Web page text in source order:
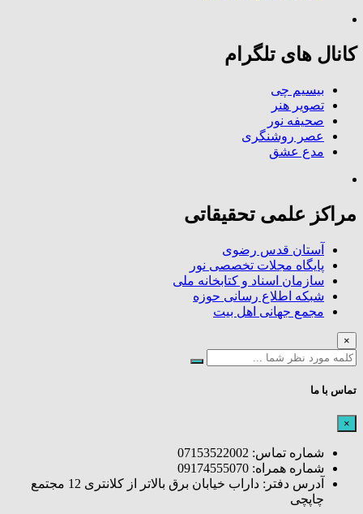
کانال های تلگرام
بیسیم چی
تصویر هنر
صحیفه نور
عصر روشنگری
مدع عشق
مراکز علمی تحقیقاتی
آستان قدس رضوی
پایگاه مجلات تخصصی نور
سازمان اسناد و کتابخانه ملی
شبکه اطلاع رسانی حوزه
مجمع جهانی اهل بیت
×
تماس با ما
×
شماره تماس: 07153522002
شماره همراه: 09174555070
آدرس دفتر: داراب خیابان برق بالاتر از کلانتری 12 مجتمع
چاپچی